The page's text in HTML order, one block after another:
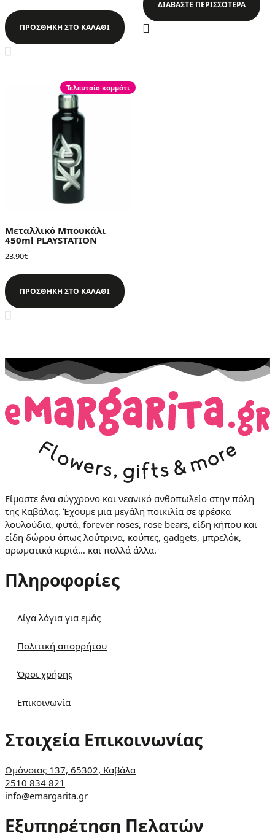
ΠΡΟΣΘΉΚΗ ΣΤΟ ΚΑΛΆΘΙ
ΔΙΑΒΆΣΤΕ ΠΕΡΙΣΣΌΤΕΡΑ
Τελευταίο κομμάτι
Μεταλλικό Μπουκάλι
450ml PLAYSTATION
23.90€
ΠΡΟΣΘΉΚΗ ΣΤΟ ΚΑΛΆΘΙ
Είμαστε ένα σύγχρονο και νεανικό ανθοπωλείο στην πόλη
της Καβάλας. Έχουμε μια μεγάλη ποικιλία σε φρέσκα
λουλούδια, φυτά, forever roses, rose bears, είδη κήπου και
είδη δώρου όπως λούτρινα, κούπες, gadgets, μπρελόκ,
αρωματικά κεριά… και πολλά άλλα.
Πληροφορίες
Λίγα λόγια για εμάς
Πολιτική απορρήτου
Όροι χρήσης
Επικοινωνία
Στοιχεία Επικοινωνίας
Ομόνοιας 137, 65302, Καβάλα
2510 834 821
info@emargarita.gr
Εξυπηρέτηση Πελατών